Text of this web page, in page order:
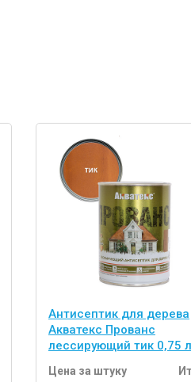
Антисептик для дерева
Акватекс Прованс
лессирующий тик 0,75 л
Цена за штуку